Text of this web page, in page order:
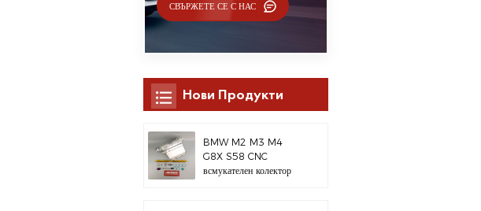
СВЪРЖЕТЕ СЕ С НАС
Нови Продукти
BMW M2 M3 M4
G8X S58 CNC
всмукателен колектор